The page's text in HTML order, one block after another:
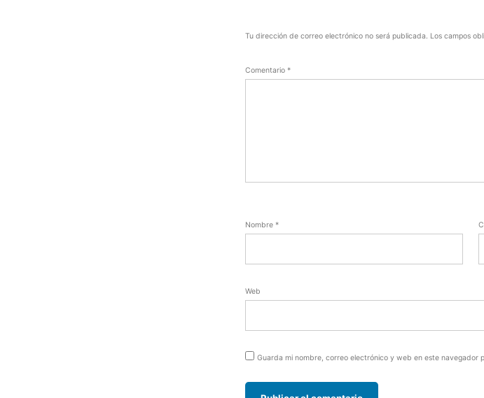
Tu dirección de correo electrónico no será publicada. Los campos
Comentario *
Nombre *
Web
Guarda mi nombre, correo electrónico y web en este navegador